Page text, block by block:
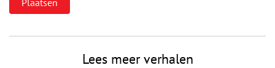
Lees meer verhalen